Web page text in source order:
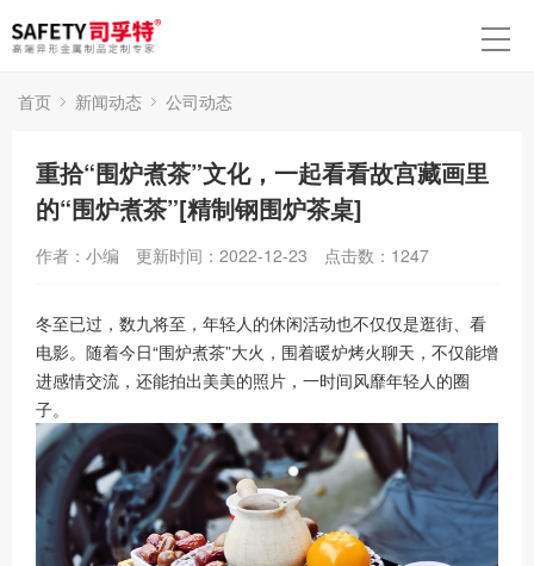
首页 新闻动态 公司动态
重拾“围炉煮茶”文化，一起看看故宫藏画里
的“围炉煮茶”[精制钢围炉茶桌]
作者：小编 更新时间：2022-12-23 点击数： 1247
冬至已过，数九将至，年轻人的休闲活动也不仅仅是逛街、看
电影。随着今日“围炉煮茶”大火，围着暖炉烤火聊天，不仅能增
进感情交流，还能拍出美美的照片，一时间风靡年轻人的圈
子。